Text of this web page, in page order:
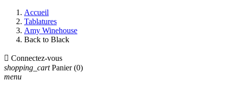
Accueil
Tablatures
Amy Winehouse
Back to Black
 Connectez-vous
shopping_cart Panier (0)
menu